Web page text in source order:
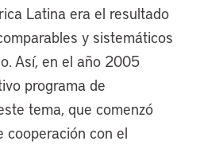
Latina era el resultado
y sistemáticos
Así, en el año 2005
programa de
tema, que comenzó
cooperación con el